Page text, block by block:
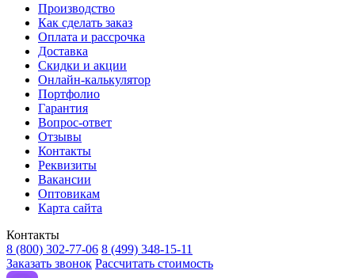
Производство
Как сделать заказ
Оплата и рассрочка
Доставка
Скидки и акции
Онлайн-калькулятор
Портфолио
Гарантия
Вопрос-ответ
Отзывы
Контакты
Реквизиты
Вакансии
Оптовикам
Карта сайта
Контакты
8 (800) 302-77-06 8 (499) 348-15-11
Заказать звонок Рассчитать стоимость